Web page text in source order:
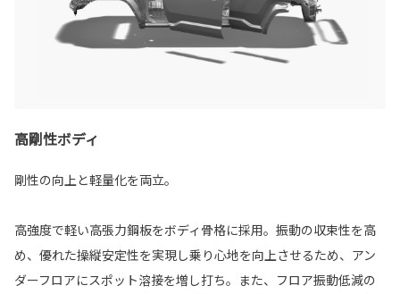
高剛性ボディ
剛性の向上と軽量化を両立。
高強度で軽い高張力鋼板をボディ骨格に採用。振動の収束性を高
め、優れた操縦安定性を実現し乗り心地を向上させるため、アン
ダーフロアにスポット溶接を増し打ち。また、フロア振動低減の